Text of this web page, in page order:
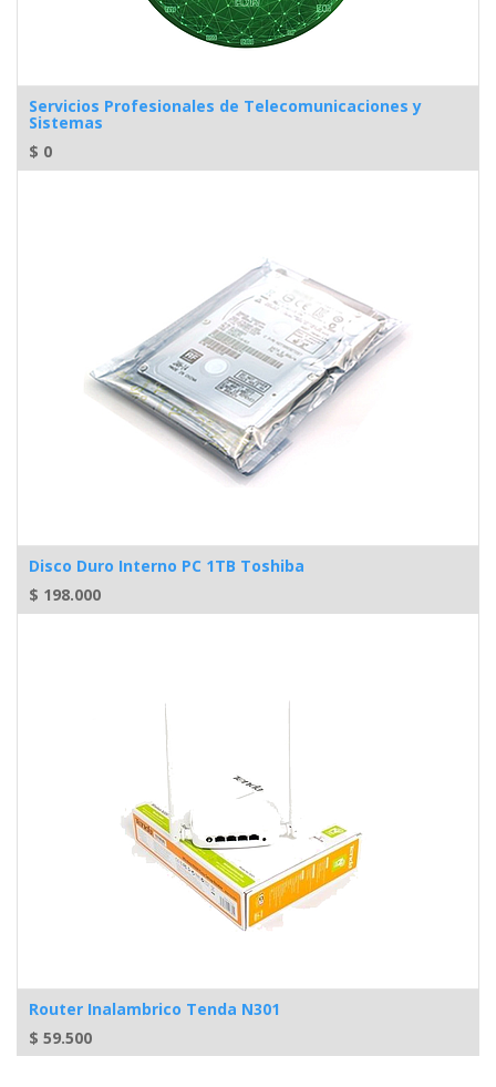
Servicios Profesionales de Telecomunicaciones y
Sistemas
$ 0
Disco Duro Interno PC 1TB Toshiba
$ 198.000
Router Inalambrico Tenda N301
$ 59.500